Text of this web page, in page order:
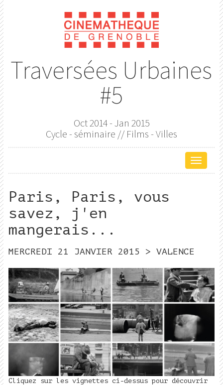
Traversées Urbaines
#5
Oct 2014 - Jan 2015
Cycle - séminaire // Films - Villes
le
Paris, Paris, vous
savez, j'en
mangerais...
MERCREDI 21 JANVIER 2015 > VALENCE
Cliquez sur les vignettes ci-dessus pour découvrir